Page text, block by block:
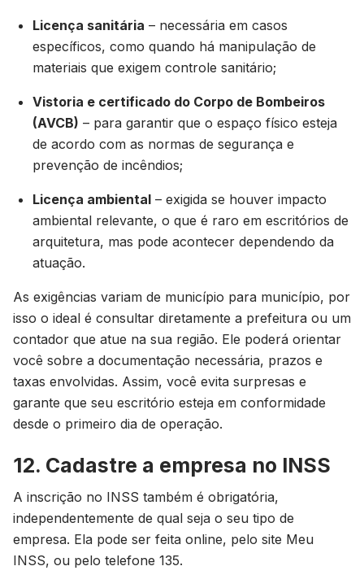
Licença sanitária – necessária em casos
específicos, como quando há manipulação de
materiais que exigem controle sanitário;
Vistoria e certificado do Corpo de Bombeiros
(AVCB) – para garantir que o espaço físico esteja
de acordo com as normas de segurança e
prevenção de incêndios;
Licença ambiental – exigida se houver impacto
ambiental relevante, o que é raro em escritórios de
arquitetura, mas pode acontecer dependendo da
atuação.
As exigências variam de município para município, por
isso o ideal é consultar diretamente a prefeitura ou um
contador que atue na sua região. Ele poderá orientar
você sobre a documentação necessária, prazos e
taxas envolvidas. Assim, você evita surpresas e
garante que seu escritório esteja em conformidade
desde o primeiro dia de operação.
12. Cadastre a empresa no INSS
A inscrição no INSS também é obrigatória,
independentemente de qual seja o seu tipo de
empresa. Ela pode ser feita online, pelo site Meu
INSS, ou pelo telefone 135.